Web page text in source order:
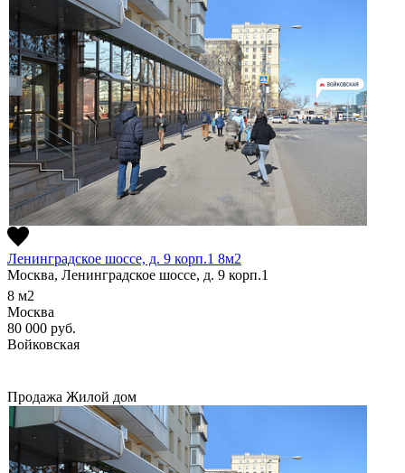
Ленинградское шоссе, д. 9 корп.1 8м2
Москва, Ленинградское шоссе, д. 9 корп.1
8 м2
Москва
80 000 руб.
Войковская
Продажа Жилой дом